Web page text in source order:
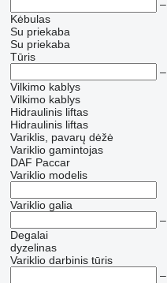
–
Kėbulas
Su priekaba
Su priekaba
Tūris
–
Vilkimo kablys
Vilkimo kablys
Hidraulinis liftas
Hidraulinis liftas
Variklis, pavarų dėžė
Variklio gamintojas
DAF Paccar
Variklio modelis
Variklio galia
–
Degalai
dyzelinas
Variklio darbinis tūris
–